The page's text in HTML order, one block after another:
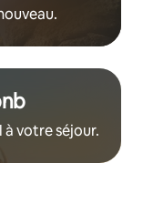
votre séjour.